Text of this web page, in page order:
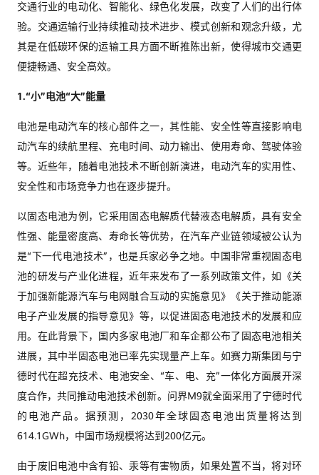
交通行业的电动化、智能化、绿色化发展，改变了人们的出行体
验。交通运输行业持续推动技术进步、模式创新和观念升级，尤
其是在低碳环保的运输工具方面不断推陈出新，使得城市交通更
便捷畅通、安全高效。
1.“小”电池“大”能量
电池是电动汽车的核心部件之一，其性能、安全性等直接影响电
动汽车的续航里程、充电时间、动力输出、使用寿命、驾驶体验
等。近些年，随着电池技术不断创新演进，电动汽车的实用性、
安全性和市场竞争力也在逐步提升。
以固态电池为例，它采用固态电解质代替液态电解质，具有安全
性强、能量密度高、寿命长等优势，在汽车产业链领域被公认为
是“下一代电池技术”，也是兵家必争之地。中国非常重视固态电
池的研发与产业化进程，近年来发布了一系列政策文件，如《关
于加强新能源汽车与电网融合互动的实施意见》《关于推动能源
电子产业发展的指导意见》等，以促进固态电池技术的发展和应
用。在此背景下，国内多家电池厂和车企都公布了固态电池相关
进展，其中半固态电池已率先实现量产上车。如赛力斯集团与宁
德时代在超充技术、电池安全、“车、电、充”一体化方面展开深
度合作，共同推动电池技术创新。问界M9就全面采用了宁德时代
的电池产品。据预测，2030年全球固态电池出货量将达到
614.1GWh，中国市场规模将达到200亿元。
由于废旧电池中含有铅、汞等有害物质，如果处置不当，将对环